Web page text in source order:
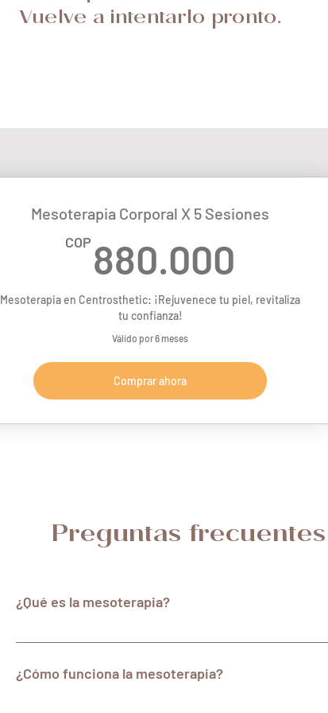
Vuelve a intentarlo pronto.
Mesoterapia Corporal X 5 Sesiones
COP 880.000
Mesoterapia en Centrosthetic: ¡Rejuvenece tu piel, revitaliza
tu confianza!
Válido por 6 meses
Comprar ahora
Preguntas frecuentes
¿Qué es la mesoterapia?
La mesoterapia es un tratamiento estético que
minerales, aminoácidos, antioxidantes y ácido
¿Cómo funciona la mesoterapia?